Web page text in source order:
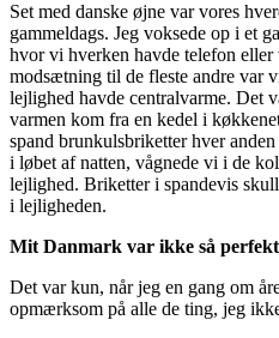
Set med danske øjne var vores
gammeldags. Jeg voksede op i et
hvor vi hverken havde telefon
modsætning til de fleste andre var
lejlighed havde centralvarme. Det
varmen kom fra en kedel i
spand brunkulsbriketter hver
i løbet af natten, vågnede vi i de
lejlighed. Briketter i spandevis
i lejligheden.
Mit Danmark var ikke så
Det var kun, når jeg en gang om
opmærksom på alle de ting, jeg